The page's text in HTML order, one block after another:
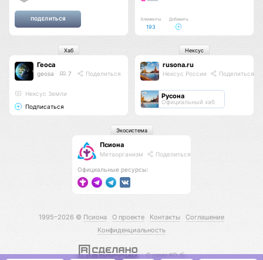
Элементы
193
Добавить
Геоса
geosa 7 Поделиться
Нексус Земли
Подписаться
Хаб
rusona.ru
Нексус России Поделиться
Русона
Официальный хаб
Нексус
Псиона
Метаорганизм Поделиться
Официальные ресурсы:
Экосистема
1995–2026 © Псиона О проекте Контакты
Соглашение
Конфиденциальность
С нами КО 🕉️